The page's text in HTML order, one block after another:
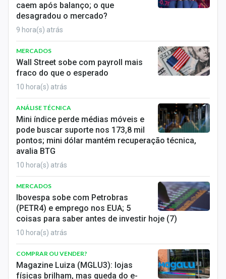
caem após balanço; o que
desagradou o mercado?
9 hora(s) atrás
MERCADOS
Wall Street sobe com payroll mais
fraco do que o esperado
10 hora(s) atrás
ANÁLISE TÉCNICA
Mini índice perde médias móveis e
pode buscar suporte nos 173,8 mil
pontos; mini dólar mantém recuperação técnica,
avalia BTG
10 hora(s) atrás
MERCADOS
Ibovespa sobe com Petrobras
(PETR4) e emprego nos EUA; 5
coisas para saber antes de investir hoje (7)
10 hora(s) atrás
COMPRAR OU VENDER?
Magazine Luiza (MGLU3): lojas
físicas brilham, mas queda do e-